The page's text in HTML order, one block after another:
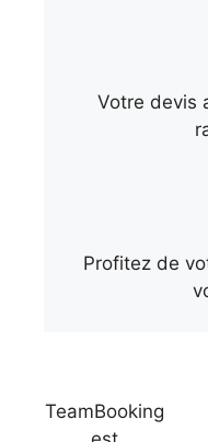
Votre devis
Profitez de
TeamBooking